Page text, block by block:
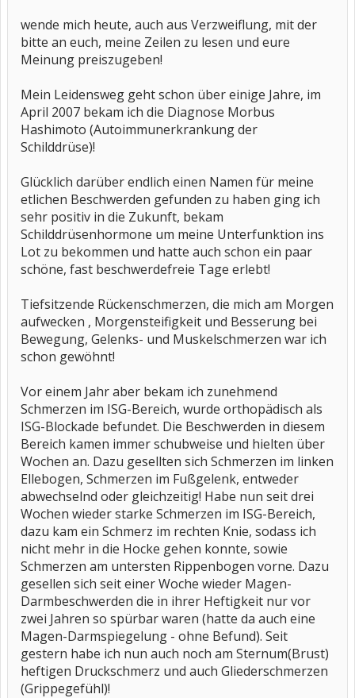
wende mich heute, auch aus Verzweiflung, mit der
bitte an euch, meine Zeilen zu lesen und eure
Meinung preiszugeben!
Mein Leidensweg geht schon über einige Jahre, im
April 2007 bekam ich die Diagnose Morbus
Hashimoto (Autoimmunerkrankung der
Schilddrüse)!
Glücklich darüber endlich einen Namen für meine
etlichen Beschwerden gefunden zu haben ging ich
sehr positiv in die Zukunft, bekam
Schilddrüsenhormone um meine Unterfunktion ins
Lot zu bekommen und hatte auch schon ein paar
schöne, fast beschwerdefreie Tage erlebt!
Tiefsitzende Rückenschmerzen, die mich am Morgen
aufwecken , Morgensteifigkeit und Besserung bei
Bewegung, Gelenks- und Muskelschmerzen war ich
schon gewöhnt!
Vor einem Jahr aber bekam ich zunehmend
Schmerzen im ISG-Bereich, wurde orthopädisch als
ISG-Blockade befundet. Die Beschwerden in diesem
Bereich kamen immer schubweise und hielten über
Wochen an. Dazu gesellten sich Schmerzen im linken
Ellebogen, Schmerzen im Fußgelenk, entweder
abwechselnd oder gleichzeitig! Habe nun seit drei
Wochen wieder starke Schmerzen im ISG-Bereich,
dazu kam ein Schmerz im rechten Knie, sodass ich
nicht mehr in die Hocke gehen konnte, sowie
Schmerzen am untersten Rippenbogen vorne. Dazu
gesellen sich seit einer Woche wieder Magen-
Darmbeschwerden die in ihrer Heftigkeit nur vor
zwei Jahren so spürbar waren (hatte da auch eine
Magen-Darmspiegelung - ohne Befund). Seit
gestern habe ich nun auch noch am Sternum(Brust)
heftigen Druckschmerz und auch Gliederschmerzen
(Grippegefühl)!